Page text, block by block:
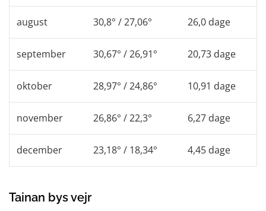
august 30,8° / 27,06° 26,0 dage
september 30,67° / 26,91° 20,73 dage
oktober 28,97° / 24,86° 10,91 dage
november 26,86° / 22,3° 6,27 dage
december 23,18° / 18,34° 4,45 dage
Tainan bys vejr